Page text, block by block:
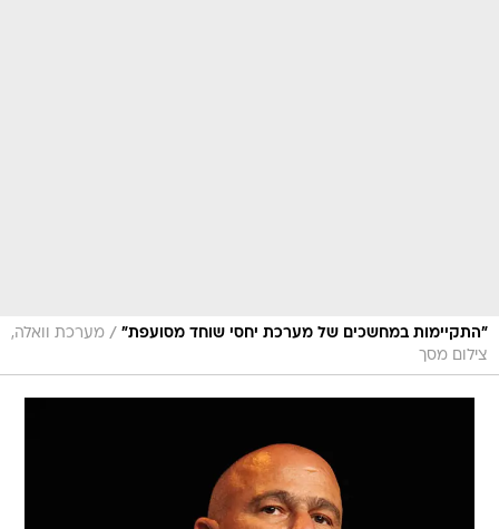
"התקיימות במחשכים של מערכת יחסי שוחד מסועפת" / מערכת וואלה,
צילום מסך